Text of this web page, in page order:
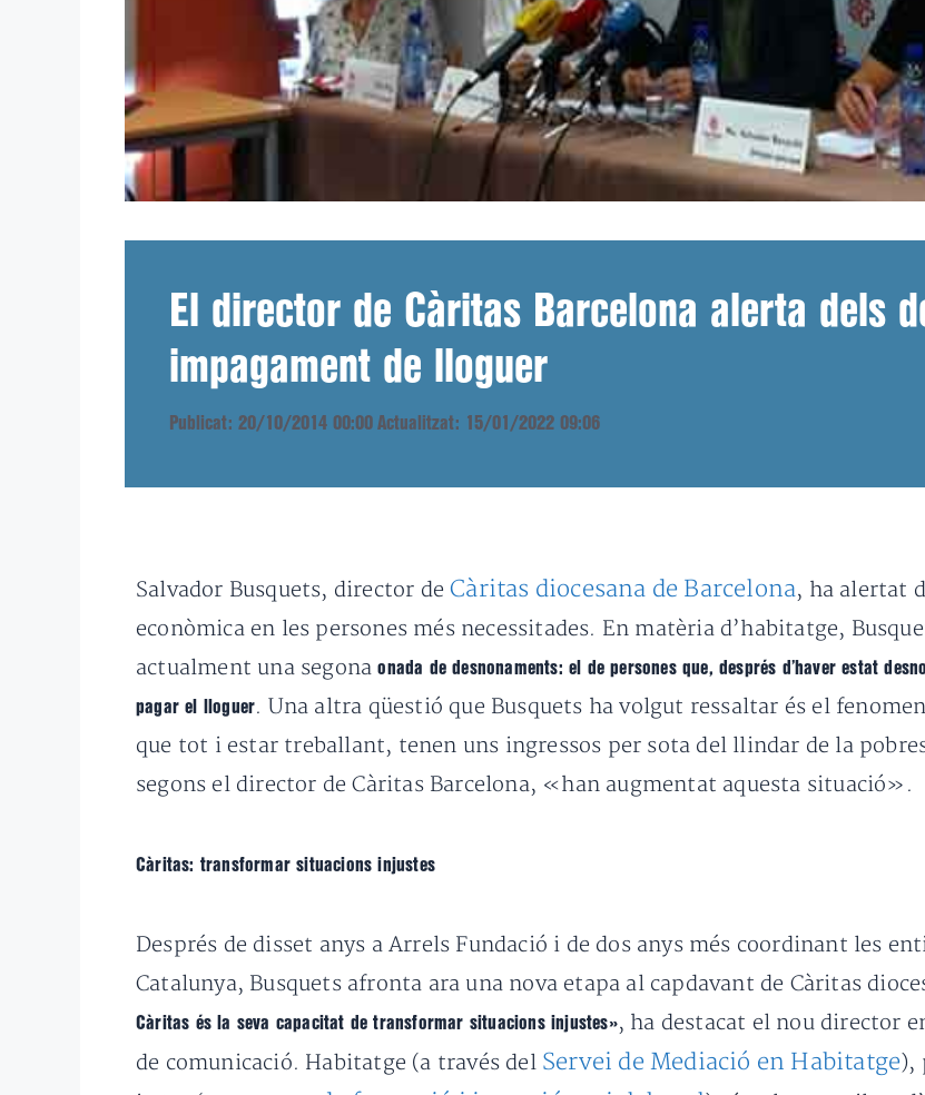
El director de Càritas Barcelona alerta dels
impagament de lloguer
Publicat: 20/10/2014 00:00 Actualitzat: 15/01/2022 09:06
Salvador Busquets, director deCàritas diocesana de Barcelona, ha alertat
econòmica en les persones més necessitades. En matèria d’habitatge,
actualment una segonaonada de desnonaments: el de persones que, després d’haver estat
pagar el lloguer. Una altra qüestió que Busquets ha volgut ressaltar és el
que tot i estar treballant, tenen uns ingressos per sota del llindar de la
segons el director de Càritas Barcelona, «han augmentat aquesta situació».
Càritas: transformar situacions injustes
Després de disset anys a Arrels Fundació i de dos anys més coordinant les
Catalunya, Busquets afronta ara una nova etapa al capdavant de Càritas
Càritas és la seva capacitat de transformar situacions injustes», ha destacat el nou director
de comunicació. Habitatge (a través del Servei de Mediació en Habitatge),